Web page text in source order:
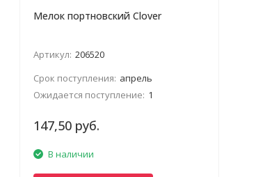
Мелок портновский Clover
Артикул: 206520
Срок поступления: апрель
Ожидается поступление: 1
147,50 руб.
В наличии